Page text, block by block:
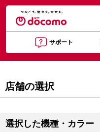
サポート
店舗の選択
選択した機種・カラー